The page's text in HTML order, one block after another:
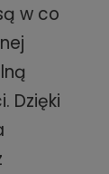
w co
Dzięki